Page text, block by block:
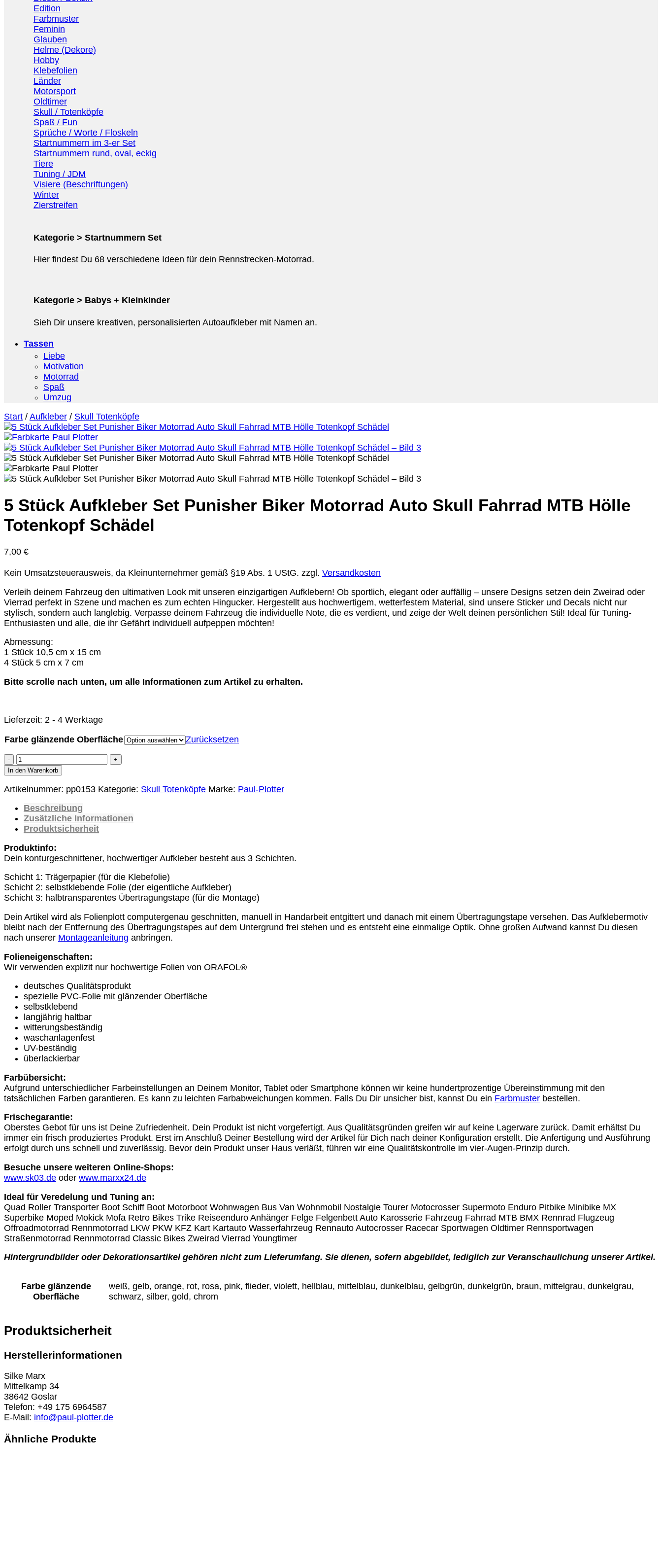
Edition
Farbmuster
Feminin
Glauben
Helme (Dekore)
Hobby
Klebefolien
Länder
Motorsport
Oldtimer
Skull / Totenköpfe
Spaß / Fun
Sprüche / Worte / Floskeln
Startnummern im 3-er Set
Startnummern rund, oval, eckig
Tiere
Tuning / JDM
Visiere (Beschriftungen)
Winter
Zierstreifen
Kategorie > Startnummern Set
Hier findest Du 68 verschiedene Ideen für dein Rennstrecken-Motorrad.
Kategorie > Babys + Kleinkinder
Sieh Dir unsere kreativen, personalisierten Autoaufkleber mit Namen an.
Tassen
Liebe
Motivation
Motorrad
Spaß
Umzug
Start / Aufkleber / Skull Totenköpfe
5 Stück Aufkleber Set Punisher Biker Motorrad Auto Skull Fahrrad MTB Hölle
Totenkopf Schädel
7,00 €
Kein Umsatzsteuerausweis, da Kleinunternehmer gemäß §19 Abs. 1 UStG. zzgl. Versandkosten
Verleih deinem Fahrzeug den ultimativen Look mit unseren einzigartigen Aufklebern! Ob sportlich, elegant oder auffällig – unsere Designs setzen dein Zweirad oder
Vierrad perfekt in Szene und machen es zum echten Hingucker. Hergestellt aus hochwertigem, wetterfestem Material, sind unsere Sticker und Decals nicht nur
stylisch, sondern auch langlebig. Verpasse deinem Fahrzeug die individuelle Note, die es verdient, und zeige der Welt deinen persönlichen Stil! Ideal für Tuning-
Enthusiasten und alle, die ihr Gefährt individuell aufpeppen möchten!
Abmessung:
1 Stück 10,5 cm x 15 cm
4 Stück 5 cm x 7 cm
Bitte scrolle nach unten, um alle Informationen zum Artikel zu erhalten.
Lieferzeit: 2 - 4 Werktage
Farbe glänzende Oberfläche
Zurücksetzen
5
Stück
Set
Biker
Motorrad
Auto
Fahrrad
MTB
Hölle
Totenkopf
Schädel
Menge
In den Warenkorb
Artikelnummer: pp0153 Kategorie: Skull Totenköpfe Marke: Paul-Plotter
Beschreibung
Zusätzliche Informationen
Produktsicherheit
Produktinfo:
Dein konturgeschnittener, hochwertiger Aufkleber besteht aus 3 Schichten.
Schicht 1: Trägerpapier (für die Klebefolie)
Schicht 2: selbstklebende Folie (der eigentliche Aufkleber)
Schicht 3: halbtransparentes Übertragungstape (für die Montage)
Dein Artikel wird als Folienplott computergenau geschnitten, manuell in Handarbeit entgittert und danach mit einem Übertragungstape versehen. Das Aufklebermotiv
bleibt nach der Entfernung des Übertragungstapes auf dem Untergrund frei stehen und es entsteht eine einmalige Optik. Ohne großen Aufwand kannst Du diesen
nach unserer Montageanleitung anbringen.
Folieneigenschaften:
Wir verwenden explizit nur hochwertige Folien von ORAFOL®
deutsches Qualitätsprodukt
spezielle PVC-Folie mit glänzender Oberfläche
selbstklebend
langjährig haltbar
witterungsbeständig
waschanlagenfest
UV-beständig
überlackierbar
Farbübersicht:
Aufgrund unterschiedlicher Farbeinstellungen an Deinem Monitor, Tablet oder Smartphone können wir keine hundertprozentige Übereinstimmung mit den
tatsächlichen Farben garantieren. Es kann zu leichten Farbabweichungen kommen. Falls Du Dir unsicher bist, kannst Du ein Farbmuster bestellen.
Frischegarantie:
Oberstes Gebot für uns ist Deine Zufriedenheit. Dein Produkt ist nicht vorgefertigt. Aus Qualitätsgründen greifen wir auf keine Lagerware zurück. Damit erhältst Du
immer ein frisch produziertes Produkt. Erst im Anschluß Deiner Bestellung wird der Artikel für Dich nach deiner Konfiguration erstellt. Die Anfertigung und Ausführung
erfolgt durch uns schnell und zuverlässig. Bevor dein Produkt unser Haus verläßt, führen wir eine Qualitätskontrolle im vier-Augen-Prinzip durch.
Besuche unsere weiteren Online-Shops:
www.sk03.de oder www.marxx24.de
Ideal für Veredelung und Tuning an:
Quad Roller Transporter Boot Schiff Boot Motorboot Wohnwagen Bus Van Wohnmobil Nostalgie Tourer Motocrosser Supermoto Enduro Pitbike Minibike MX
Superbike Moped Mokick Mofa Retro Bikes Trike Reiseenduro Anhänger Felge Felgenbett Auto Karosserie Fahrzeug Fahrrad MTB BMX Rennrad Flugzeug
Offroadmotorrad Rennmotorrad LKW PKW KFZ Kart Kartauto Wasserfahrzeug Rennauto Autocrosser Racecar Sportwagen Oldtimer Rennsportwagen
Straßenmotorrad Rennmotorrad Classic Bikes Zweirad Vierrad Youngtimer
Hintergrundbilder oder Dekorationsartikel gehören nicht zum Lieferumfang. Sie dienen, sofern abgebildet, lediglich zur Veranschaulichung unserer Artikel.
Farbe glänzende
Oberfläche
weiß, gelb, orange, rot, rosa, pink, flieder, violett, hellblau, mittelblau, dunkelblau, gelbgrün, dunkelgrün, braun, mittelgrau, dunkelgrau,
schwarz, silber, gold, chrom
Produktsicherheit
Herstellerinformationen
Silke Marx
Mittelkamp 34
38642 Goslar
Telefon: +49 175 6964587
E-Mail: info@paul-plotter.de
Ähnliche Produkte